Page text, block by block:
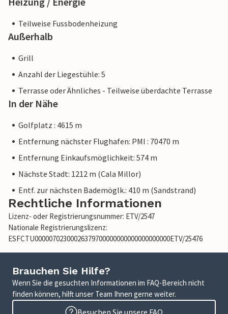
Cala Bona oder weiter entfernt sind in wenigen
Hinweis: Diese Unterkunft wird von einem privaten
Verbraucherrecht möglicherweise nicht gilt. Sie können
jedoch sicher sein, dass wir Ihnen denselben Kundenservice
bieten und Ihr Aufenthalt sich nicht von einer Buchung bei
unterscheidet.
Teilweise Fussbodenheizung
Außerhalb
Grill
Anzahl der Liegestühle: 5
Terrasse oder Ähnliches - Teilweise überdachte Terrasse
In der Nähe
Golfplatz : 4615 m
Entfernung nächster Flughafen: PMI : 70470 m
Entfernung Einkaufsmöglichkeit: 574 m
Nächste Stadt: 1212 m (Cala Millor)
Entf. zur nächsten Bademöglk.: 410 m (Sandstrand)
Rechtliche Informationen
Lizenz- oder Registrierungsnummer: ETV/2547
Nationale Registrierungslizenz:
ESFCTU00000702300026379700000000000000000000ETV/25476
Brauchen Sie Hilfe?
Wenn Sie die gesuchten Informationen im FAQ-Bereich nicht
finden können, hilft unser Team Ihnen gerne weiter.